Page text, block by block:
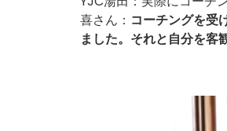
喜さん： コーチングを受
ました。それと自分を客